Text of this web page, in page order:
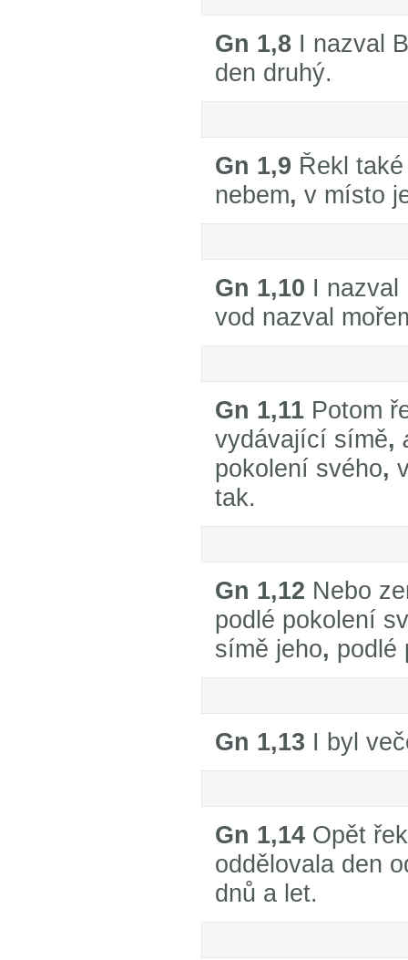
Gn 1,8 I nazval
den druhý.
Gn 1,9 Řekl
nebem, v místo
Gn 1,10 I
vod nazval
Gn 1,11 Potom
vydávající símě,
pokolení svého,
tak.
Gn 1,12 Nebo
podlé pokolení
símě jeho, podlé
Gn 1,13 I byl
Gn 1,14 Opět
oddělovala den
dnů a let.